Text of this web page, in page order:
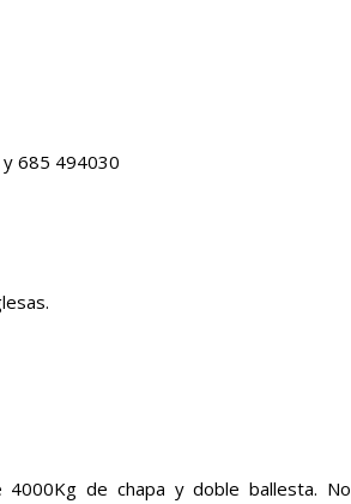
685 494030
4000Kg de chapa y doble ballesta. No